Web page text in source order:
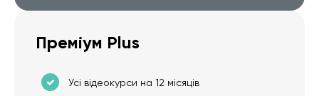
Преміум Plus
Усі відеокурси на 12 місяців